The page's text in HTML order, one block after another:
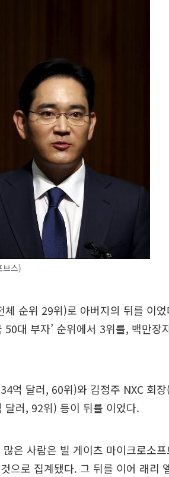
스)
순위 29위)로 아버지의 뒤를 이
대 부자’ 순위에서 3위를, 백만장
억 달러, 60위)와 김정주 NXC 회
러, 92위) 등이 뒤를 이었다.
은 사람은 빌 게이츠 마이크로소
으로 집계됐다. 그 뒤를 이어 래리